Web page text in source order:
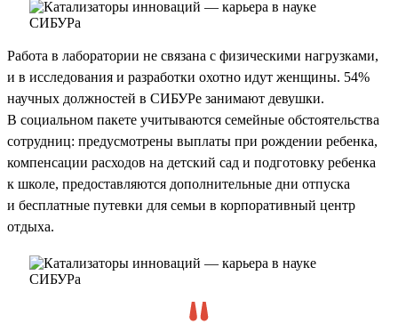
Работа в лаборатории не связана с физическими нагрузками,
и в исследования и разработки охотно идут женщины. 54%
научных должностей в СИБУРе занимают девушки.
В социальном пакете учитываются семейные обстоятельства
сотрудниц: предусмотрены выплаты при рождении ребенка,
компенсации расходов на детский сад и подготовку ребенка
к школе, предоставляются дополнительные дни отпуска
и бесплатные путевки для семьи в корпоративный центр
отдыха.